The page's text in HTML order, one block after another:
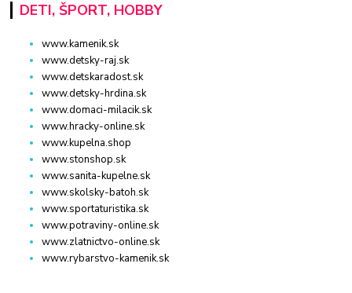
DETI, ŠPORT, HOBBY
www.kamenik.sk
www.detsky-raj.sk
www.detskaradost.sk
www.detsky-hrdina.sk
www.domaci-milacik.sk
www.hracky-online.sk
www.kupelna.shop
www.stonshop.sk
www.sanita-kupelne.sk
www.skolsky-batoh.sk
www.sportaturistika.sk
www.potraviny-online.sk
www.zlatnictvo-online.sk
www.rybarstvo-kamenik.sk